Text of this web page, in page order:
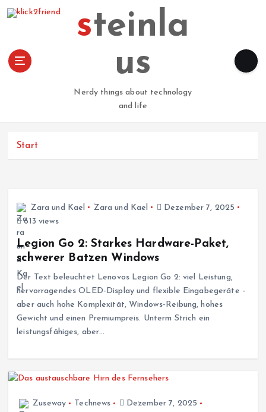
steinla
us
Nerdy things about technology
and life
Start
Zara und Kael Zara und Kael
Dezember 7, 2025
613 views
Legion Go 2: Starkes Hardware-Paket,
schwerer Batzen Windows
Der Text beleuchtet Lenovos Legion Go 2: viel Leistung,
hervorragendes OLED-Display und flexible Eingabegeräte –
aber auch hohe Komplexität, Windows-Reibung, hohes
Gewicht und einen Premiumpreis. Unterm Strich ein
leistungsfähiges, aber…
Zuseway Technews
Dezember 7, 2025